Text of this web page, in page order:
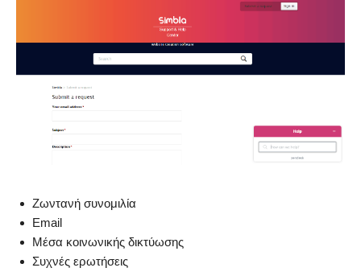
Ζωντανή συνομιλία
Email
Μέσα κοινωνικής δικτύωσης
Συχνές ερωτήσεις